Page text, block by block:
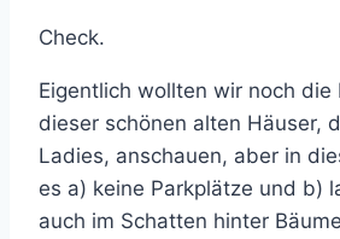
Check.
Eigentlich wollten wir noch die
dieser schönen alten Häuser,
Ladies, anschauen, aber in
es a) keine Parkplätze und b)
auch im Schatten hinter